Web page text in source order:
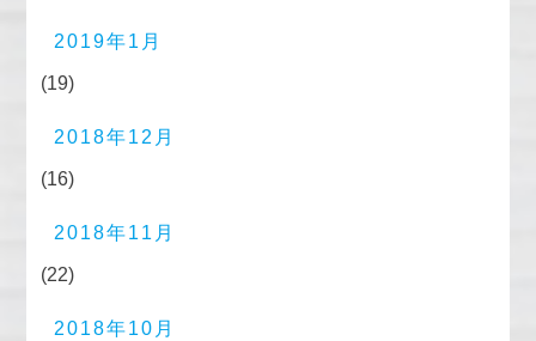
2019年1月
(19)
2018年12月
(16)
2018年11月
(22)
2018年10月